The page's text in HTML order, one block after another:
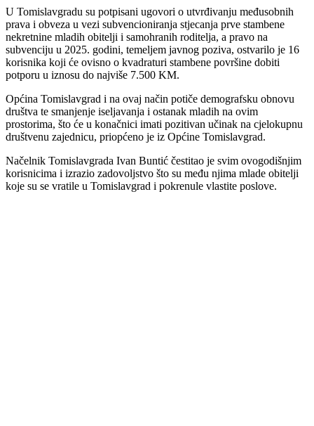
U Tomislavgradu su potpisani ugovori o utvrđivanju međusobnih
prava i obveza u vezi subvencioniranja stjecanja prve stambene
nekretnine mladih obitelji i samohranih roditelja, a pravo na
subvenciju u 2025. godini, temeljem javnog poziva, ostvarilo je 16
korisnika koji će ovisno o kvadraturi stambene površine dobiti
potporu u iznosu do najviše 7.500 KM.
Općina Tomislavgrad i na ovaj način potiče demografsku obnovu
društva te smanjenje iseljavanja i ostanak mladih na ovim
prostorima, što će u konačnici imati pozitivan učinak na cjelokupnu
društvenu zajednicu, priopćeno je iz Općine Tomislavgrad.
Načelnik Tomislavgrada Ivan Buntić čestitao je svim ovogodišnjim
korisnicima i izrazio zadovoljstvo što su među njima mlade obitelji
koje su se vratile u Tomislavgrad i pokrenule vlastite poslove.